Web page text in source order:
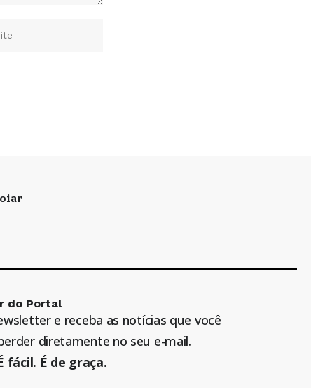
do Portal
e receba as notícias que você
diretamente no seu e-mail.
fácil. É de graça.